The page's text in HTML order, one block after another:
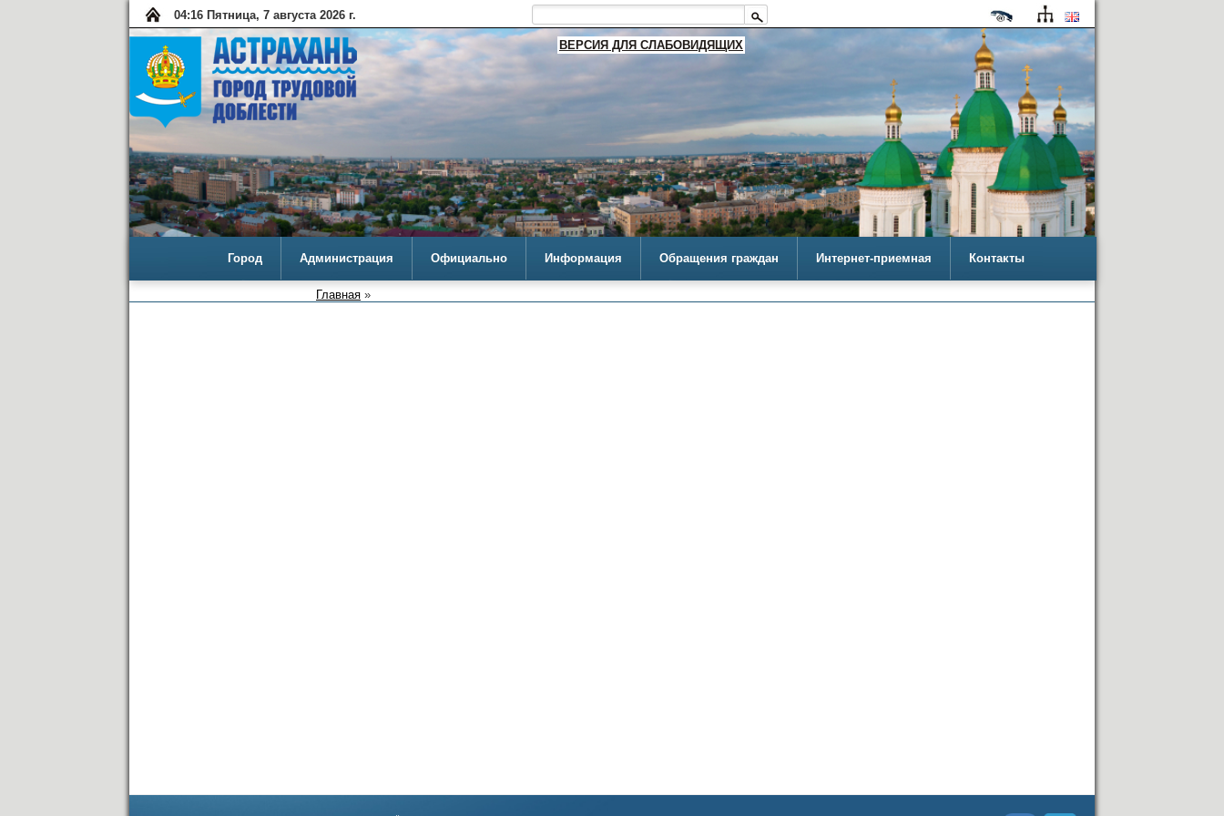
04:16 Пятница, 7 августа 2026 г.
ВЕРСИЯ ДЛЯ СЛАБОВИДЯЩИХ
Город Администрация Официально Информация Обращения граждан Интернет-приемная Контакты
Главная »